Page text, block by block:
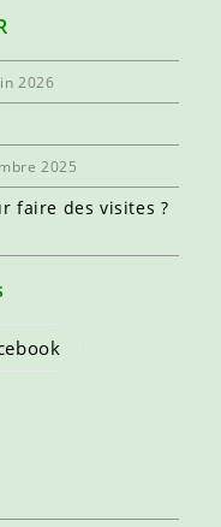
2026
2025
faire des visites ?